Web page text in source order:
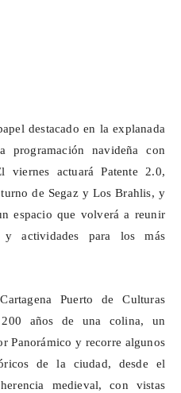
destacado en la explanada
programación navideña con
viernes actuará Patente 2.0,
de Segazy LosBrahlis, y
espacio que volverá a reunir
y actividades para los más
Puerto de Culturas
años de una colina, un
Panorámico y recorre algunos
de la ciudad, desde el
medieval, con vistas